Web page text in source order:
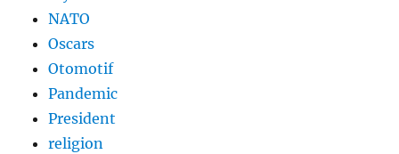
NATO
Oscars
Otomotif
Pandemic
President
religion